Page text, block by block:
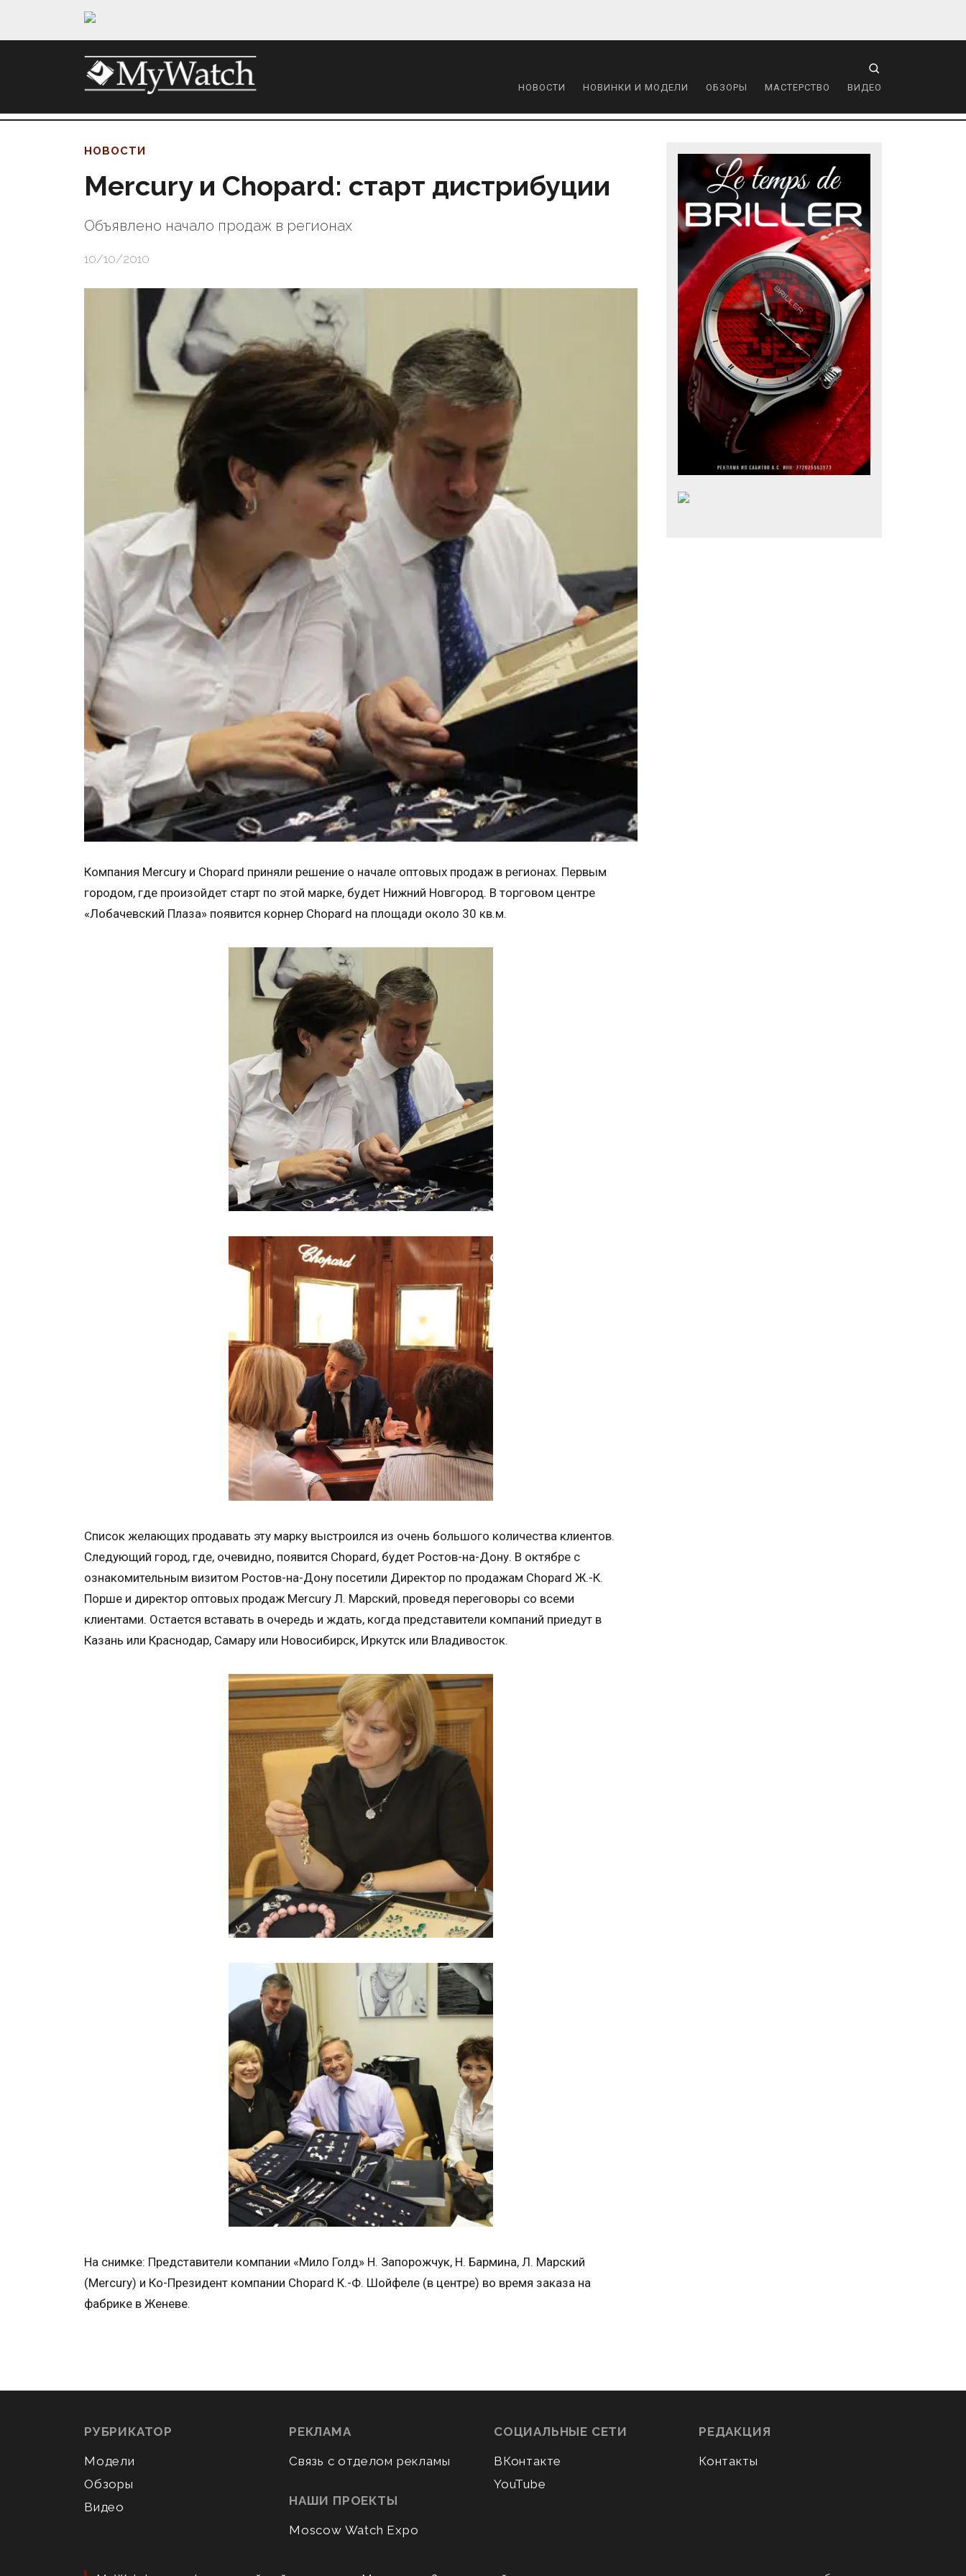
НОВОСТИ НОВИНКИ И МОДЕЛИ ОБЗОРЫ МАСТЕРСТВО ВИДЕО
НОВОСТИ
Mercury и Chopard: старт дистрибуции
Объявлено начало продаж в регионах
10/10/2010
Компания Mercury и Chopard приняли решение о начале оптовых продаж в регионах. Первым
городом, где произойдет старт по этой марке, будет Нижний Новгород. В торговом центре
«Лобачевский Плаза» появится корнер Chopard на площади около 30 кв.м.
Список желающих продавать эту марку выстроился из очень большого количества клиентов.
Следующий город, где, очевидно, появится Chopard, будет Ростов-на-Дону. В октябре с
ознакомительным визитом Ростов-на-Дону посетили Директор по продажам Chopard Ж.-К.
Порше и директор оптовых продаж Mercury Л. Марский, проведя переговоры со всеми
клиентами. Остается вставать в очередь и ждать, когда представители компаний приедут в
Казань или Краснодар, Самару или Новосибирск, Иркутск или Владивосток.
На снимке: Представители компании «Мило Голд» Н. Запорожчук, Н. Бармина, Л. Марский
(Mercury) и Ко-Президент компании Chopard К.-Ф. Шойфеле (в центре) во время заказа на
фабрике в Женеве.
РУБРИКАТОР
Модели
Обзоры
Видео
РЕКЛАМА
Связь с отделом рекламы
НАШИ ПРОЕКТЫ
Moscow Watch Expo
СОЦИАЛЬНЫЕ СЕТИ
ВКонтакте
YouTube
РЕДАКЦИЯ
Контакты